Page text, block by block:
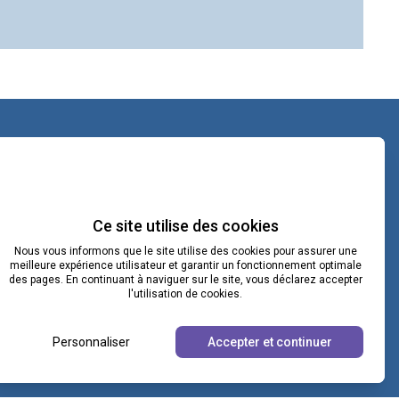
La page Linkedin de La Coop CNV
Notre chaîne Webikeo
Ce site utilise des cookies
Nous vous informons que le site utilise des cookies pour assurer une
meilleure expérience utilisateur et garantir un fonctionnement optimale
des pages. En continuant à naviguer sur le site, vous déclarez accepter
l'utilisation de cookies.
Accepter et continuer
Personnaliser